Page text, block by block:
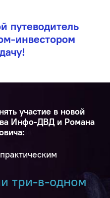
путеводитель
инвестором
участие в новой
Инфо-ДВД и Романа
три-в-одном